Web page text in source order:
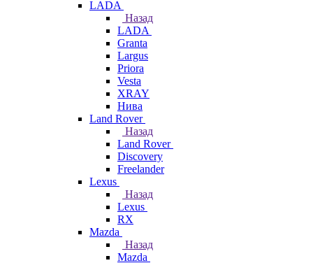
LADA
Назад
LADA
Granta
Largus
Priora
Vesta
XRAY
Нива
Land Rover
Назад
Land Rover
Discovery
Freelander
Lexus
Назад
Lexus
RX
Mazda
Назад
Mazda